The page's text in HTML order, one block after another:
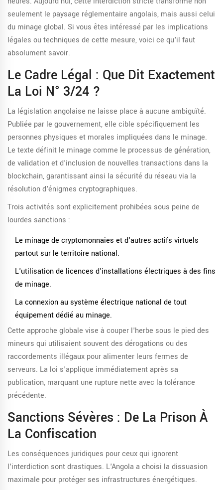
seulement le paysage réglementaire angolais, mais aussi celui
du minage global. Si vous êtes intéressé par les implications
légales ou techniques de cette mesure, voici ce qu'il faut
absolument savoir.
Le Cadre Légal : Que Dit Exactement
La Loi N° 3/24 ?
La législation angolaise ne laisse place à aucune ambiguïté.
Publiée par le gouvernement, elle cible spécifiquement les
personnes physiques et morales impliquées dans le minage.
Le texte définit le minage comme le processus de génération,
de validation et d'inclusion de nouvelles transactions dans la
blockchain, garantissant ainsi la sécurité du réseau via la
résolution d'énigmes cryptographiques.
Trois activités sont explicitement prohibées sous peine de
lourdes sanctions :
Le minage de cryptomonnaies et d'autres actifs virtuels
partout sur le territoire national.
L'utilisation de licences d'installations électriques à des fins
de minage.
La connexion au système électrique national de tout
équipement dédié au minage.
Cette approche globale vise à couper l'herbe sous le pied des
mineurs qui utilisaient souvent des dérogations ou des
raccordements illégaux pour alimenter leurs fermes de
serveurs. La loi s'applique immédiatement après sa
publication, marquant une rupture nette avec la tolérance
précédente.
Sanctions Sévères : De La Prison À
La Confiscation
Les conséquences juridiques pour ceux qui ignorent
l'interdiction sont drastiques. L'Angola a choisi la dissuasion
maximale pour protéger ses infrastructures énergétiques.